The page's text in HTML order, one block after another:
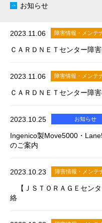
お知らせ
2023.11.06 障害情報・メンテ
ＣＡＲＤＮＥＴセンター障
2023.11.06 障害情報・メンテ
ＣＡＲＤＮＥＴセンター障
2023.10.25 お知らせ
Ingenico製Move5000・
のご案内
2023.10.23 障害情報・メンテ
【ＪＳＴＯＲＡＧＥセン
絡